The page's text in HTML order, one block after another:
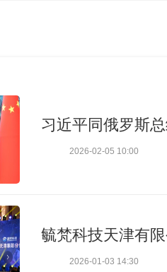
习近平同俄罗斯
2026-02-05 10:00
毓梵科技天津有
2026-01-03 14:30